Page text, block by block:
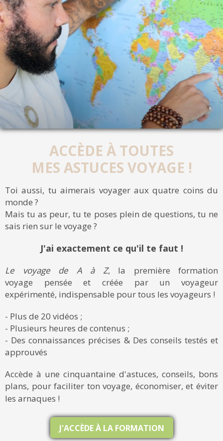
ACCÈDE À TOUTES
MES ASTUCES VOYAGE !
Toi aussi, tu aimerais voyager aux quatre coins du
monde ?
Mais tu as peur, tu te poses plein de questions, tu ne
sais rien sur le voyage ?
J'ai exactement ce qu'il te faut !
Le voyage de A à Z, la première formation
voyage pensée et créée par un voyageur
expérimenté, indispensable pour tous les voyageurs !
- Plus de 20 vidéos ;
- Plusieurs heures de contenus ;
- Des connaissances précises & Des conseils testés et
approuvés
Accède à une cinquantaine d'astuces, conseils, bons
plans, pour faciliter ton voyage, économiser, et éviter
les arnaques !
J'ACCÈDE À LA FORMATION